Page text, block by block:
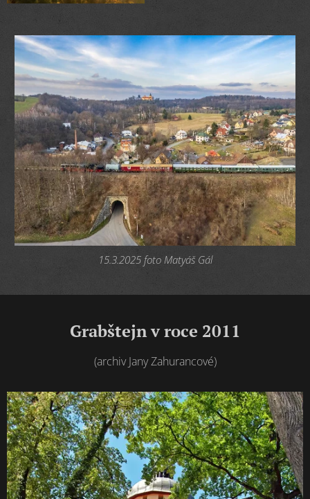
15.3.2025 foto Matyáš Gál
Grabštejn v roce 2011
(archiv Jany Zahurancové)